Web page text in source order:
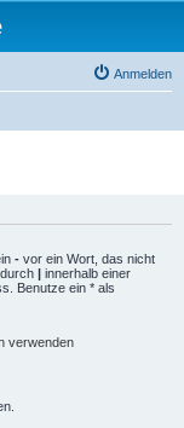
Anmelden
- vor ein Wort, das nicht
| innerhalb einer
Benutze ein * als
verwenden